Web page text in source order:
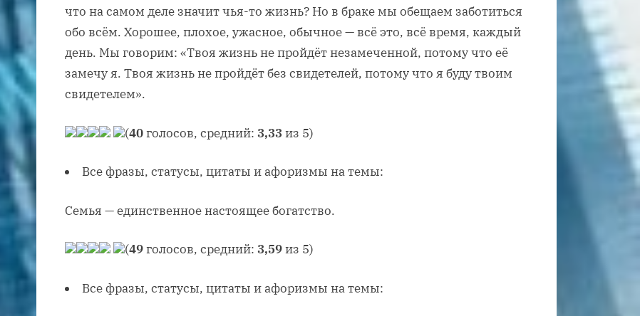
что на самом деле значит чья-то жизнь? Но в браке мы обещаем заботиться
обо всём. Хорошее, плохое, ужасное, обычное — всё это, всё время, каждый
день. Мы говорим: «Твоя жизнь не пройдёт незамеченной, потому что её
замечу я. Твоя жизнь не пройдёт без свидетелей, потому что я буду твоим
свидетелем».
(40голосов, средний: 3,33 из 5)
Все фразы, статусы, цитаты и афоризмы на темы:
Семья — единственное настоящее богатство.
(49голосов, средний: 3,59из 5)
Все фразы, статусы, цитаты и афоризмы на темы: